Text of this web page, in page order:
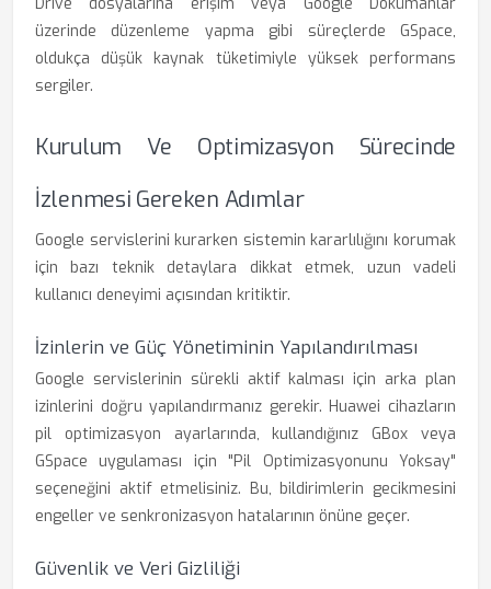
üzerinde düzenleme yapma gibi süreçlerde GSpace,
oldukça düşük kaynak tüketimiyle yüksek performans
sergiler.
Kurulum Ve Optimizasyon Sürecinde
İzlenmesi Gereken Adımlar
Google servislerini kurarken sistemin kararlılığını korumak
için bazı teknik detaylara dikkat etmek, uzun vadeli
kullanıcı deneyimi açısından kritiktir.
İzinlerin ve Güç Yönetiminin Yapılandırılması
Google servislerinin sürekli aktif kalması için arka plan
izinlerini doğru yapılandırmanız gerekir. Huawei cihazların
pil optimizasyon ayarlarında, kullandığınız GBox veya
GSpace uygulaması için "Pil Optimizasyonunu Yoksay"
seçeneğini aktif etmelisiniz. Bu, bildirimlerin gecikmesini
engeller ve senkronizasyon hatalarının önüne geçer.
Güvenlik ve Veri Gizliliği